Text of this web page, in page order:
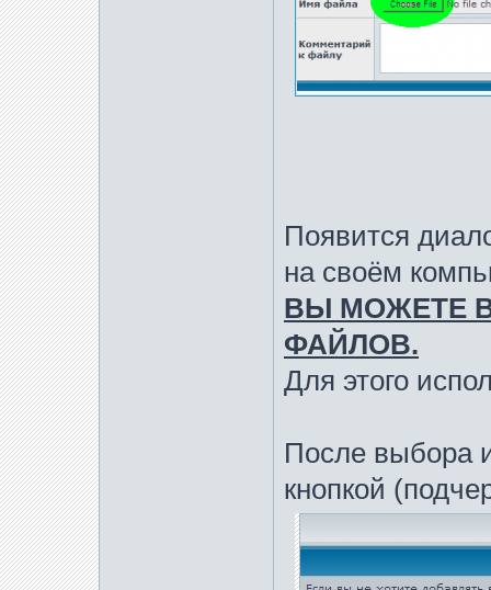
Появится
на своём
ВЫ МОЖЕТЕ
ФАЙЛОВ.
Для этого
После выбора
кнопкой